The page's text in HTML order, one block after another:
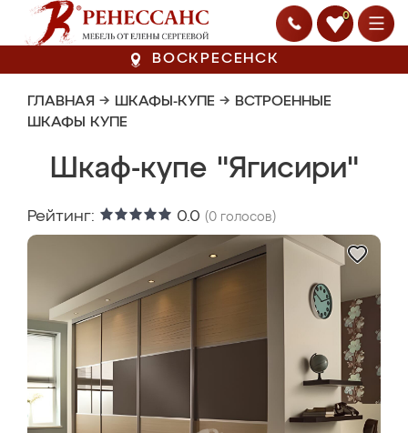
0
ВОСКРЕСЕНСК
ГЛАВНАЯ → ШКАФЫ-КУПЕ → ВСТРОЕННЫЕ
ШКАФЫ КУПЕ
Шкаф-купе "Ягисири"
Рейтинг: 0.0 (0 голосов)